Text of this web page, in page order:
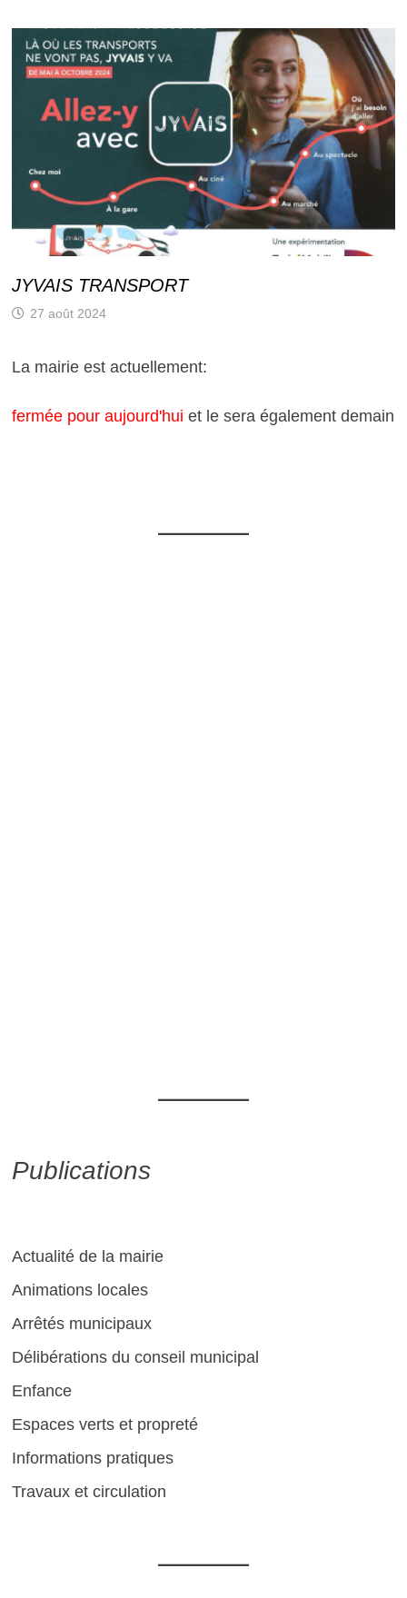
JYVAIS TRANSPORT
27 août 2024
La mairie est actuellement:
fermée pour aujourd'huiet le sera également demain
Publications
Actualité de la mairie
Animations locales
Arrêtés municipaux
Délibérations du conseil municipal
Enfance
Espaces verts et propreté
Informations pratiques
Travaux et circulation